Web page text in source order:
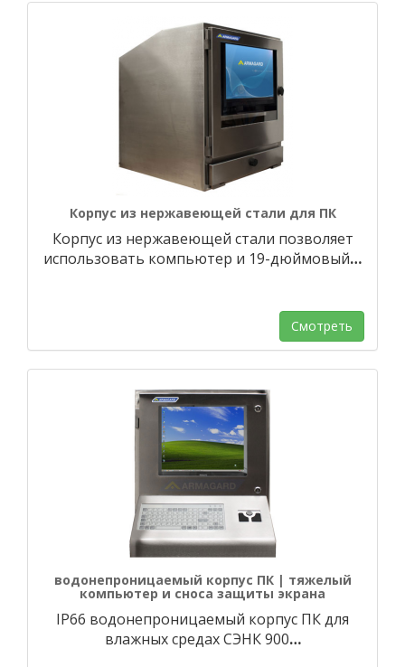
Корпус из нержавеющей стали для ПК
Корпус из нержавеющей стали позволяет
использовать компьютер и 19-дюймовый…
Смотреть
водонепроницаемый корпус ПК | тяжелый
компьютер и сноса защиты экрана
IP66 водонепроницаемый корпус ПК для
влажных средах СЭНК 900…